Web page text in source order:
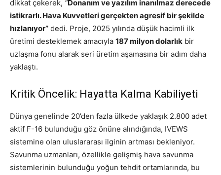
dikkat çekerek, “Donanım ve yazılım inanılmaz derecede
istikrarlı. Hava Kuvvetleri gerçekten agresif bir şekilde
hızlanıyor” dedi. Proje, 2025 yılında düşük hacimli ilk
üretimi desteklemek amacıyla 187 milyon dolarlık bir
uzlaşma fonu alarak seri üretim aşamasına bir adım daha
yaklaştı.
Kritik Öncelik: Hayatta Kalma Kabiliyeti
Dünya genelinde 20’den fazla ülkede yaklaşık 2.800 adet
aktif F-16 bulunduğu göz önüne alındığında, IVEWS
sistemine olan uluslararası ilginin artması bekleniyor.
Savunma uzmanları, özellikle gelişmiş hava savunma
sistemlerinin bulunduğu yoğun tehdit ortamlarında, bu